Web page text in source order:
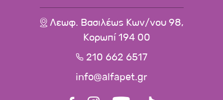
Λεωφ. Βασιλέως Κων/νου 98,
Κορωπί 194 00
210 662 6517
info@alfapet.gr